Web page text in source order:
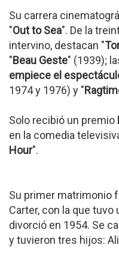
Su carrera
"Out to Sea". De la
intervino, destacan "
"Beau Geste" (1939);
empiece el
1974 y 1976) y "
Solo recibió un premio
en la comedia
Hour".
Su primer matrimonio
Carter, con la que tuvo
divorció en 1954. Se
y tuvieron tres hijos: